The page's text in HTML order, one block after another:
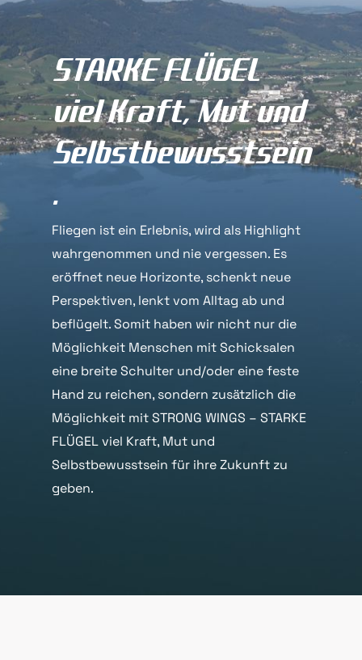
STARKE FLÜGEL
viel Kraft, Mut und
Selbstbewusstsein
.
Fliegen ist ein Erlebnis, wird als Highlight
wahrgenommen und nie vergessen. Es
eröffnet neue Horizonte, schenkt neue
Perspektiven, lenkt vom Alltag ab und
beflügelt. Somit haben wir nicht nur die
Möglichkeit Menschen mit Schicksalen
eine breite Schulter und/oder eine feste
Hand zu reichen, sondern zusätzlich die
Möglichkeit mit STRONG WINGS – STARKE
FLÜGEL viel Kraft, Mut und
Selbstbewusstsein für ihre Zukunft zu
geben.